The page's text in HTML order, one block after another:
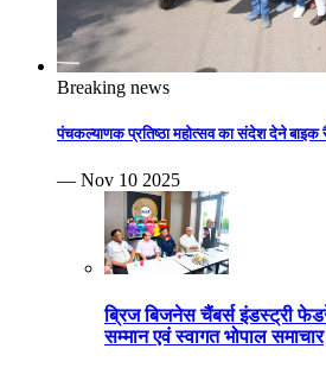
Breaking news
पंचकल्याणक प्रतिष्ठा महोत्सव का संदेश देने बाइक
— Nov 10 2025
ब्रिज बिजनेस चैंबर्स इंडस्ट्री
सम्मान एवं स्वागत भोपाल समाचार